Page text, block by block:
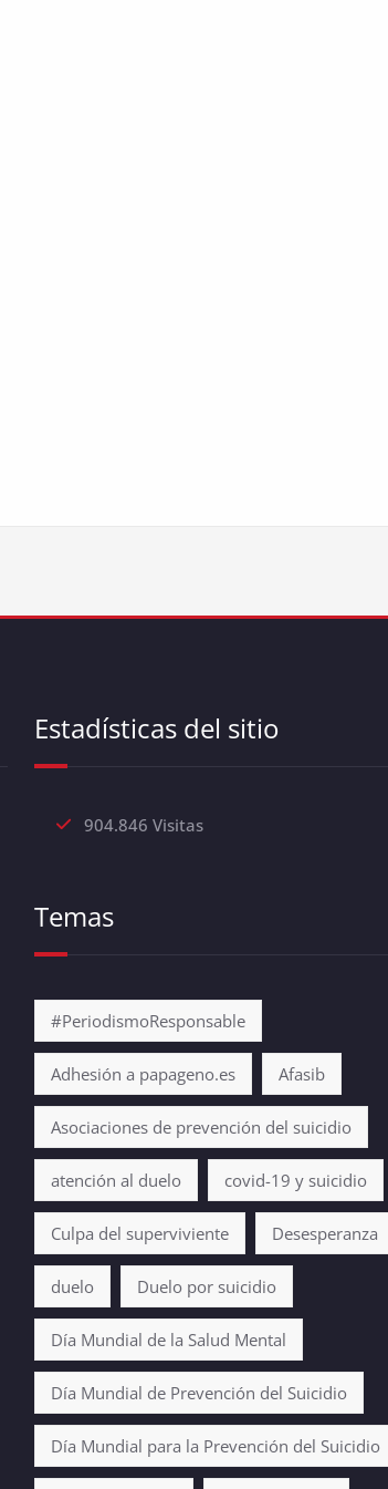
Estadísticas del sitio
904.846 Visitas
Temas
#PeriodismoResponsable
Adhesión a papageno.es Afasib
Asociaciones de prevención del suicidio
atención al duelo covid-19 y suicidio
Culpa del superviviente Desesperanza
duelo Duelo por suicidio
Día Mundial de la Salud Mental
Día Mundial de Prevención del Suicidio
Día Mundial para la Prevención del Suicidio